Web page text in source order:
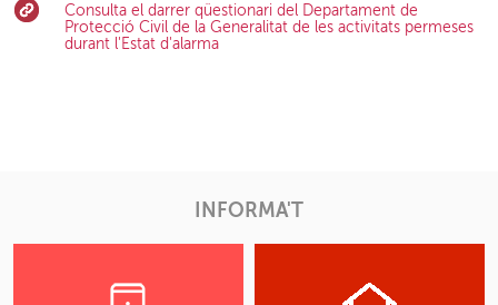
Consulta el darrer qüestionari del Departament de
Protecció Civil de la Generalitat de les activitats permeses
durant l'Estat d'alarma
INFORMA'T